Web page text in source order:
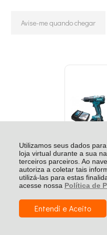
Utilizamos seus dados
loja virtual durante a sua
terceiros parceiros. Ao
autoriza a coletar tais
utilizá-las para estas
acesse nossa Política de
Entendi e Aceito
Avise-me quando chegar
Kit